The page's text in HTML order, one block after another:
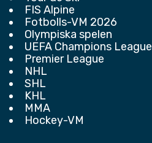
FIS Alpine
Fotbolls-VM 2026
Olympiska spelen
UEFA Champions League
Premier League
NHL
SHL
KHL
MMA
Hockey-VM